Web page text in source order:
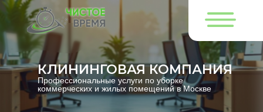
Профессиональные услуги по уборке
коммерческих и жилых помещений в Москве
КЛИНИНГОВАЯ КОМПАНИЯ